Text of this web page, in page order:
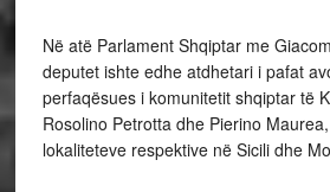
Në atë Parlament Shqiptar me
deputet ishte edhe atdhetari i pafat
perfaqësues i komunitetit shqiptar të
Rosolino Petrotta dhe Pierino
lokaliteteve respektive në Sicili dhe